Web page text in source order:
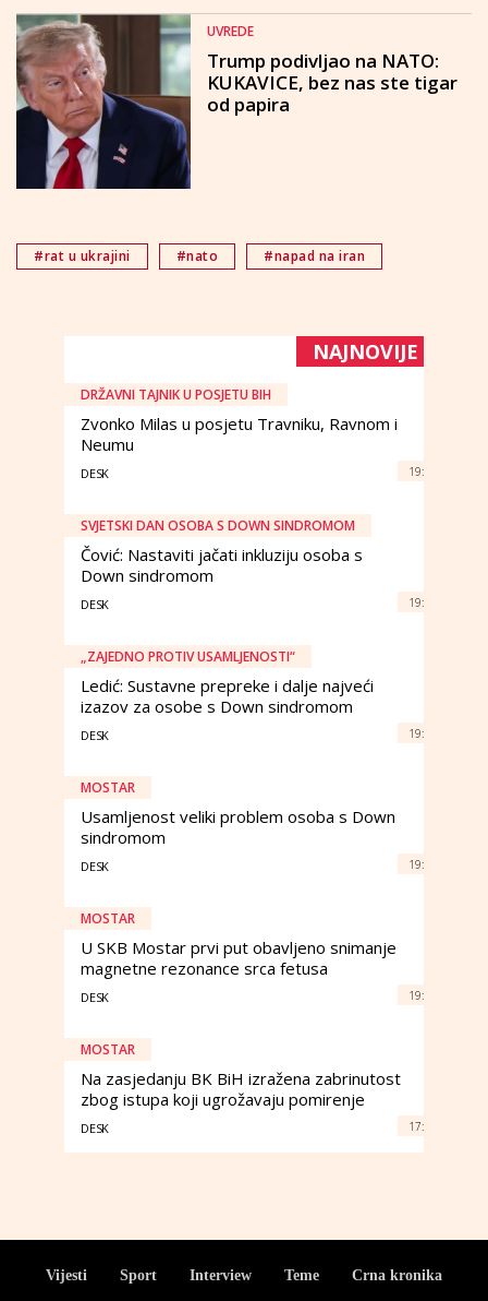
UVREDE
Trump podivljao na NATO:
KUKAVICE, bez nas ste tigar
od papira
#rat u ukrajini #nato #napad na iran
NAJNOVIJE
DRŽAVNI TAJNIK U POSJETU BIH
Zvonko Milas u posjetu Travniku, Ravnom i
Neumu
DESK 19:
SVJETSKI DAN OSOBA S DOWN SINDROMOM
Čović: Nastaviti jačati inkluziju osoba s
Down sindromom
DESK 19:
„ZAJEDNO PROTIV USAMLJENOSTI“
Ledić: Sustavne prepreke i dalje najveći
izazov za osobe s Down sindromom
DESK 19:
MOSTAR
Usamljenost veliki problem osoba s Down
sindromom
DESK 19:
MOSTAR
U SKB Mostar prvi put obavljeno snimanje
magnetne rezonance srca fetusa
DESK 19:
MOSTAR
Na zasjedanju BK BiH izražena zabrinutost
zbog istupa koji ugrožavaju pomirenje
DESK 17:
Vijesti Sport Interview Teme Crna kronika